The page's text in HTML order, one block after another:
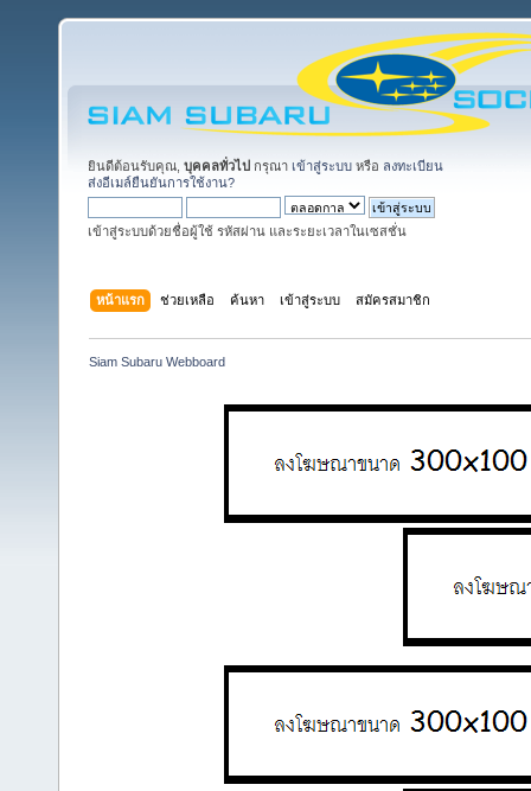
ยินดีต้อนรับคุณ, บุคคลทั่วไป กรุณา เข้าสู่ระบบ หรือ ลงทะเบียน
ส่งอีเมล์ยืนยันการใช้งาน?
เข้าสู่ระบบด้วยชื่อผู้ใช้ รหัสผ่าน และระยะเวลาในเซสชั่น
หน้าแรก ช่วยเหลือ ค้นหา เข้าสู่ระบบ สมัครสมาชิก
Siam Subaru Webboard